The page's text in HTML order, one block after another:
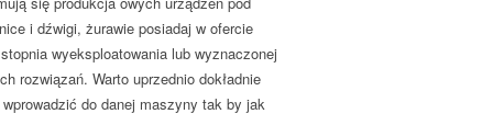
i dźwigi, żurawie posiadaj w ofercie
wyeksploatowania lub wyznaczonej
rozwiązań. Warto uprzednio dokładnie
do danej maszyny tak by jak